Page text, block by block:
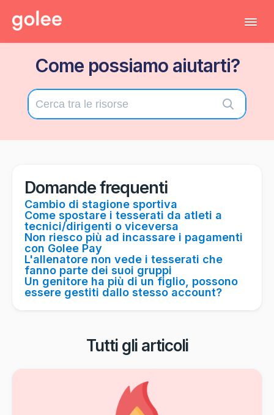
Torna al gestionale
Come possiamo aiutarti?
Domande frequenti
Cambio di stagione sportiva
Come spostare i tesserati da atleti a
tecnici/dirigenti o viceversa
Non riesco più ad incassare i pagamenti
con Golee Pay
L'allenatore non vede i tesserati che
fanno parte dei suoi gruppi
Un genitore ha più di un figlio, possono
essere gestiti dallo stesso account?
Tutti gli articoli